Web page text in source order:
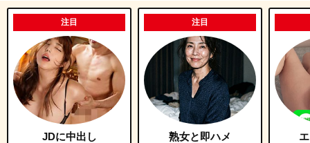
注目
JDに中出し
注目
熟女と即ハメ